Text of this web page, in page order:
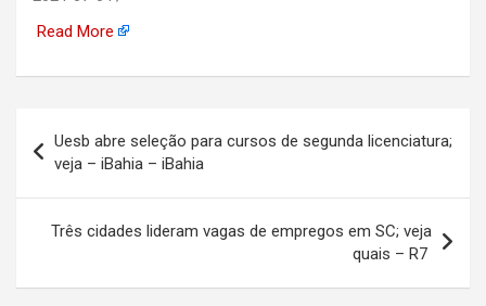
Read More
de
Post
Uesb abre seleção para cursos de segunda licenciatura;
veja – iBahia – iBahia
Três cidades lideram vagas de empregos em SC; veja
quais – R7